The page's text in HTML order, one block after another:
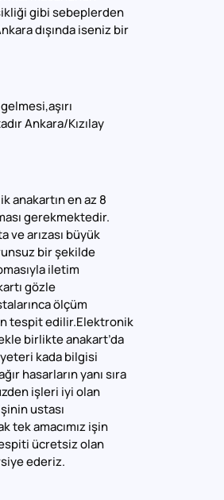
gibi sebeplerden
dışında iseniz bir
Ankara/Kızılay
anakartın en az 8
gerekmektedir.
arızası büyük
bir şekilde
iletim
gözle
ölçüm
tespit edilir.Elektronik
birlikte anakart’da
kada bilgisi
hasarların yanı sıra
işleri iyi olan
ustası
tek amacımız işin
ücretsiz olan
ederiz.